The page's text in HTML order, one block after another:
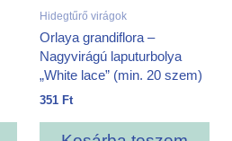
Hidegtűrő virágok
Orlaya grandiflora –
Nagyvirágú laputurbolya
„White lace” (min. 20 szem)
351 Ft